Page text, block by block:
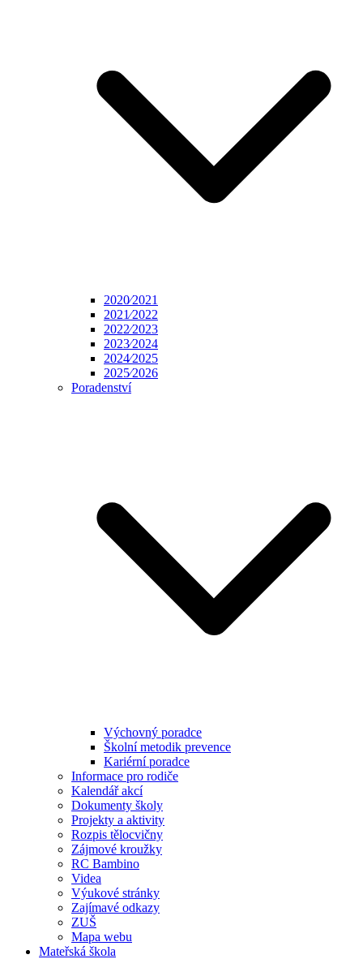
2020⁄2021
2021⁄2022
2022⁄2023
2023⁄2024
2024⁄2025
2025⁄2026
Poradenství
Výchovný poradce
Školní metodik prevence
Kariérní poradce
Informace pro rodiče
Kalendář akcí
Dokumenty školy
Projekty a aktivity
Rozpis tělocvičny
Zájmové kroužky
RC Bambino
Videa
Výukové stránky
Zajímavé odkazy
ZUŠ
Mapa webu
Mateřská škola